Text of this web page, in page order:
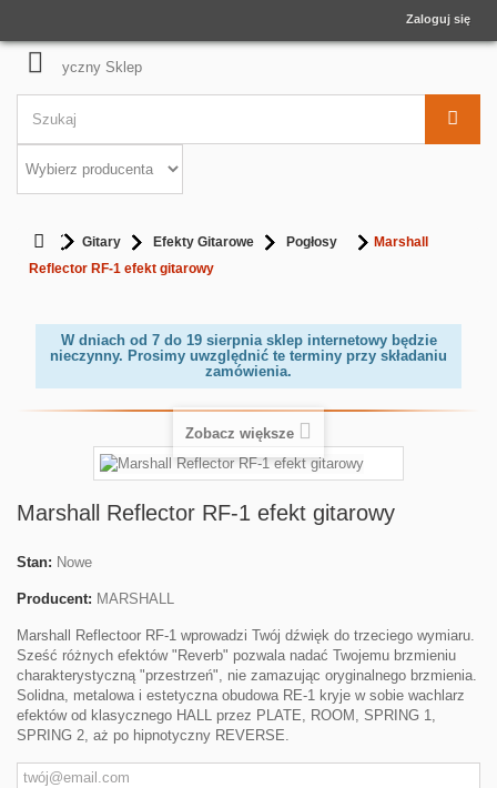
Zaloguj się
Gitary Efekty Gitarowe Pogłosy
Marshall
Reflector RF-1 efekt gitarowy
W dniach od 7 do 19 sierpnia sklep internetowy będzie
nieczynny. Prosimy uwzględnić te terminy przy składaniu
zamówienia.
Zobacz większe
Marshall Reflector RF-1 efekt gitarowy
Stan: Nowe
Producent: MARSHALL
Marshall Reflectoor RF-1 wprowadzi Twój dźwięk do trzeciego wymiaru.
Sześć różnych efektów "Reverb" pozwala nadać Twojemu brzmieniu
charakterystyczną "przestrzeń", nie zamazując oryginalnego brzmienia.
Solidna, metalowa i estetyczna obudowa RE-1 kryje w sobie wachlarz
efektów od klasycznego HALL przez PLATE, ROOM, SPRING 1,
SPRING 2, aż po hipnotyczny REVERSE.